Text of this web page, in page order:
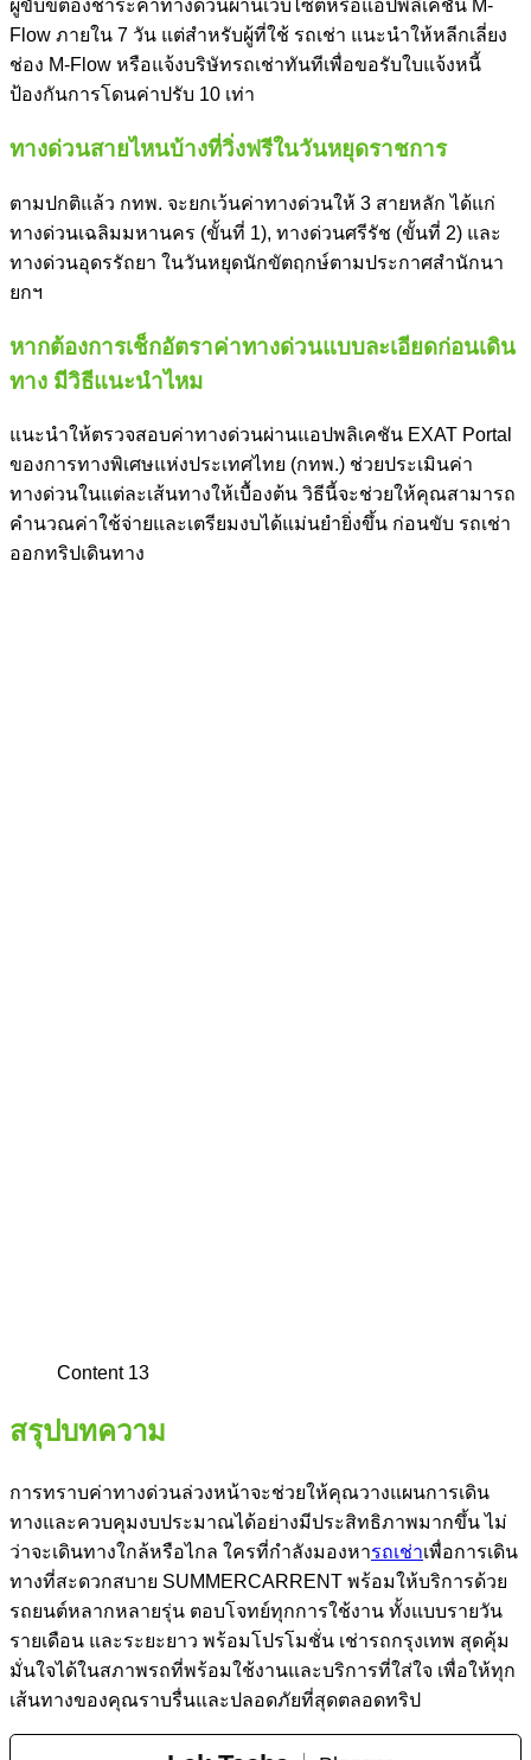
ผู้ขับขี่ต้องชำระค่าทางด่วนผ่านเว็บไซต์หรือแอปพลิเคชัน M-
Flow ภายใน 7 วัน แต่สำหรับผู้ที่ใช้ รถเช่า แนะนำให้หลีกเลี่ยง
ช่อง M-Flow หรือแจ้งบริษัทรถเช่าทันทีเพื่อขอรับใบแจ้งหนี้
ป้องกันการโดนค่าปรับ 10 เท่า
ทางด่วนสายไหนบ้างที่วิ่งฟรีในวันหยุดราชการ
ตามปกติแล้ว กทพ. จะยกเว้นค่าทางด่วนให้ 3 สายหลัก ได้แก่
ทางด่วนเฉลิมมหานคร (ขั้นที่ 1), ทางด่วนศรีรัช (ขั้นที่ 2) และ
ทางด่วนอุดรรัถยา ในวันหยุดนักขัตฤกษ์ตามประกาศสำนักนา
ยกฯ
หากต้องการเช็กอัตราค่าทางด่วนแบบละเอียดก่อนเดิน
ทาง มีวิธีแนะนำไหม
แนะนำให้ตรวจสอบค่าทางด่วนผ่านแอปพลิเคชัน EXAT Portal
ของการทางพิเศษแห่งประเทศไทย (กทพ.) ช่วยประเมินค่า
ทางด่วนในแต่ละเส้นทางให้เบื้องต้น วิธีนี้จะช่วยให้คุณสามารถ
คำนวณค่าใช้จ่ายและเตรียมงบได้แม่นยำยิ่งขึ้น ก่อนขับ รถเช่า
ออกทริปเดินทาง
Content 13
สรุปบทความ
การทราบค่าทางด่วนล่วงหน้าจะช่วยให้คุณวางแผนการเดิน
ทางและควบคุมงบประมาณได้อย่างมีประสิทธิภาพมากขึ้น ไม่
ว่าจะเดินทางใกล้หรือไกล ใครที่กำลังมองหารถเช่าเพื่อการเดิน
ทางที่สะดวกสบาย SUMMERCARRENT พร้อมให้บริการด้วย
รถยนต์หลากหลายรุ่น ตอบโจทย์ทุกการใช้งาน ทั้งแบบรายวัน
รายเดือน และระยะยาว พร้อมโปรโมชั่น เช่ารถกรุงเทพ สุดคุ้ม
มั่นใจได้ในสภาพรถที่พร้อมใช้งานและบริการที่ใส่ใจ เพื่อให้ทุก
เส้นทางของคุณราบรื่นและปลอดภัยที่สุดตลอดทริป